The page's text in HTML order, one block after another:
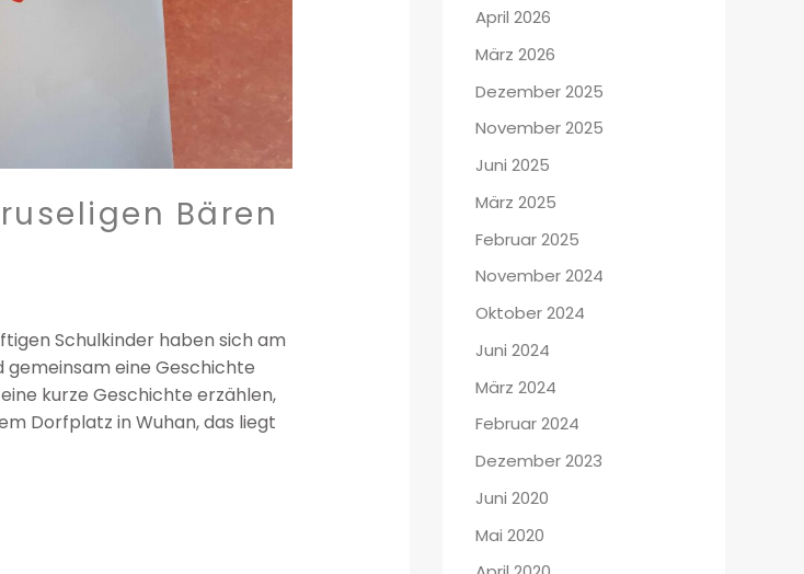
Bären
Schulkinder haben sich am
gemeinsam eine Geschichte
kurze Geschichte erzählen,
Dorfplatz in Wuhan, das liegt
April 2026
März 2026
Dezember 2025
November 2025
Juni 2025
März 2025
Februar 2025
November 2024
Oktober 2024
Juni 2024
März 2024
Februar 2024
Dezember 2023
Juni 2020
Mai 2020